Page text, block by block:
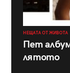
НЕЩАТА ОТ ЖИВОТА
Пет
лятото